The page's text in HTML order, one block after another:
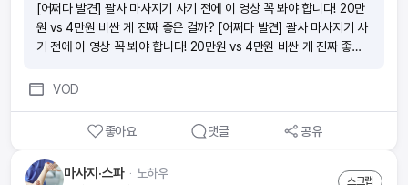
[어쩌다 발견] 괄사 마사지기 사기 전에 이 영상 꼭 봐야 합니다! 20만
원 vs 4만원 비싼 게 진짜 좋은 걸까? [어쩌다 발견] 괄사 마사지기 사
기 전에 이 영상 꼭 봐야 합니다! 20만원 vs 4만원 비싼 게 진짜 좋은
20만원 vs 4만원 비싼 게 진짜 좋은 걸까? [어쩌다 발견] 괄사 마사지
좋은 걸까?
VOD
좋아요 댓글 공유
마사지·스파 ᆞ 노하우
스크랩